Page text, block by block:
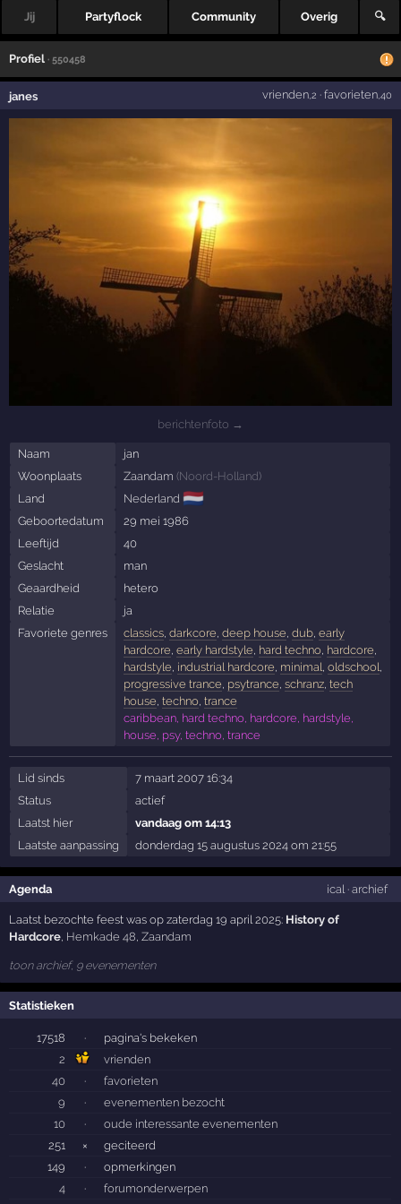
Jij Partyflock Community Overig 🔍
Profiel · 550458
janes vrienden,2 · favorieten,40
berichtenfoto →
Naam
jan
Woonplaats
Zaandam (Noord-Holland)
Land
Nederland 🇳🇱
Geboortedatum
29 mei 1986
Leeftijd
40
Geslacht
man
Geaardheid
hetero
Relatie
ja
Favoriete genres
classics, darkcore deep house dub, early
hardcore early hardstyle hard techno, hardcore
hardstyle industrial hardcore minimal oldschool
progressive trance psytrance schranz, tech
house techno, trance
caribbean, hard techno, hardcore, hardstyle,
house, psy, techno, trance
Lid sinds
7 maart 2007 16:34
Status
actief
Laatst hier
vandaag om 14:13
Laatste aanpassing
donderdag 15 augustus 2024 om 21:55
Agenda ical · archief
Laatst bezochte feest was op zaterdag 19 april 2025: History of
Hardcore, Hemkade 48,Zaandam
toon archief, 9 evenementen
Statistieken
17518 ·
pagina's bekeken
2
vrienden
40
·
favorieten
9
·
evenementen bezocht
10
·
oude interessante evenementen
251
×
geciteerd
149
·
opmerkingen
4
·
forumonderwerpen